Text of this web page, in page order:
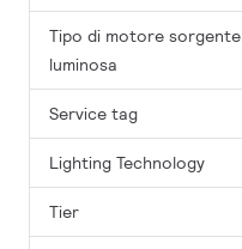
Tipo di motore sorgente
luminosa
Service tag
Lighting Technology
Tier